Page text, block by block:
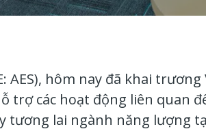
AES), hôm nay đã khai
trợ các hoạt động liên quan
lai ngành năng lượng